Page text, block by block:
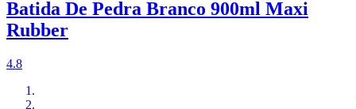
Batida De Pedra Branco 900ml Maxi
Rubber
4.8